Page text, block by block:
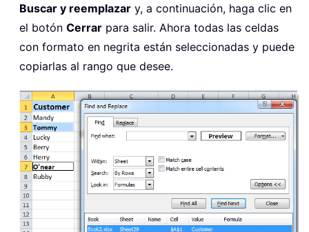
Buscar y reemplazar y, a continuación, haga clic en
el botón Cerrar para salir. Ahora todas las celdas
con formato en negrita están seleccionadas y puede
copiarlas al rango que desee.